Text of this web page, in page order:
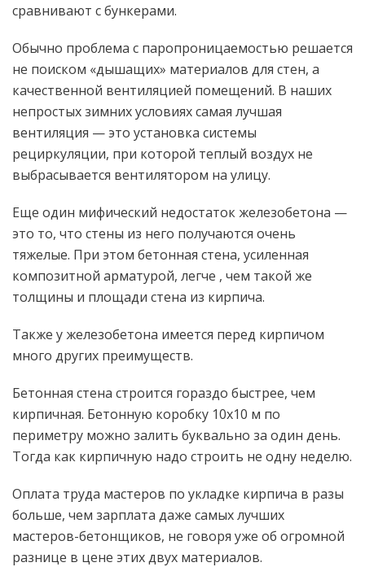
сравнивают с бункерами.
Обычно проблема с паропроницаемостью решается
не поиском «дышащих» материалов для стен, а
качественной вентиляцией помещений. В наших
непростых зимних условиях самая лучшая
вентиляция — это установка системы
рециркуляции, при которой теплый воздух не
выбрасывается вентилятором на улицу.
Еще один мифический недостаток железобетона —
это то, что стены из него получаются очень
тяжелые. При этом бетонная стена, усиленная
композитной арматурой, легче , чем такой же
толщины и площади стена из кирпича.
Также у железобетона имеется перед кирпичом
много других преимуществ.
Бетонная стена строится гораздо быстрее, чем
кирпичная. Бетонную коробку 10х10 м по
периметру можно залить буквально за один день.
Тогда как кирпичную надо строить не одну неделю.
Оплата труда мастеров по укладке кирпича в разы
больше, чем зарплата даже самых лучших
мастеров-бетонщиков, не говоря уже об огромной
разнице в цене этих двух материалов.